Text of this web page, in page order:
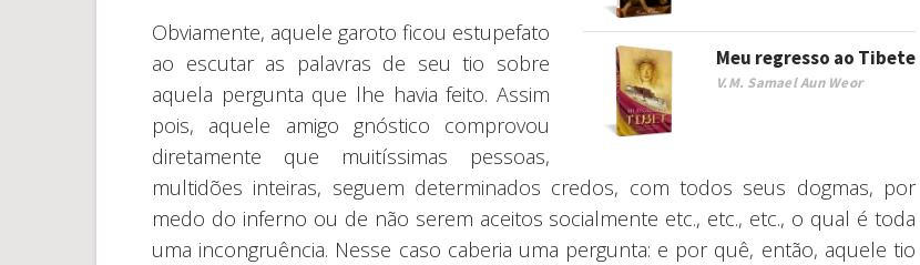
Meu regresso ao Tibete
V.M. Samael Aun Weor
Obviamente, aquele garoto ficou estupefato
ao escutar as palavras de seu tio sobre
aquela pergunta que lhe havia feito. Assim
pois, aquele amigo gnóstico comprovou
diretamente que muitíssimas pessoas,
multidões inteiras, seguem determinados credos, com todos seus dogmas, por
medo do inferno ou de não serem aceitos socialmente etc., etc., etc., o qual é toda
uma incongruência. Nesse caso caberia uma pergunta: e por quê, então, aquele tio